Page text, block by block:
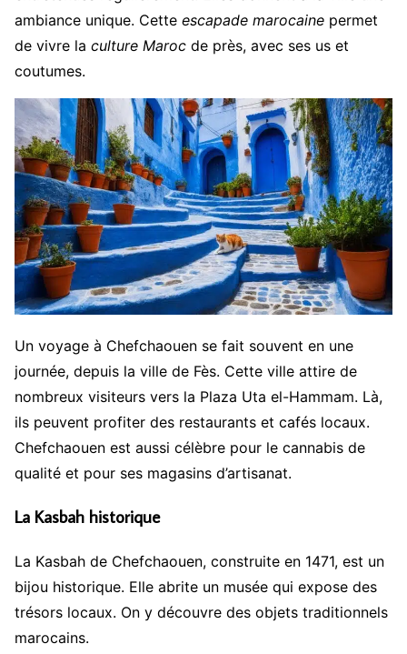
ambiance unique. Cette escapade marocaine permet
de vivre la culture Maroc de près, avec ses us et
coutumes.
Un voyage à Chefchaouen se fait souvent en une
journée, depuis la ville de Fès. Cette ville attire de
nombreux visiteurs vers la Plaza Uta el-Hammam. Là,
ils peuvent profiter des restaurants et cafés locaux.
Chefchaouen est aussi célèbre pour le cannabis de
qualité et pour ses magasins d’artisanat.
La Kasbah historique
La Kasbah de Chefchaouen, construite en 1471, est un
bijou historique. Elle abrite un musée qui expose des
trésors locaux. On y découvre des objets traditionnels
marocains.